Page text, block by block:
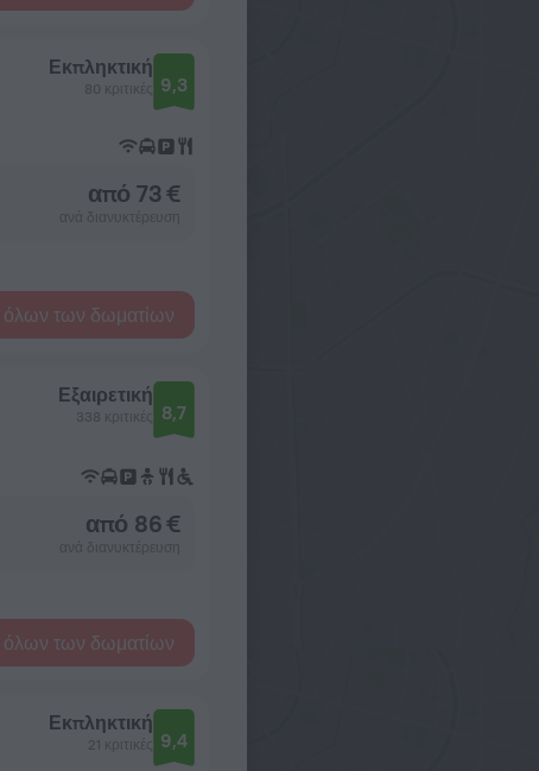
Εκπληκτική
80 κριτικές 9,3
από 73 €
όλων των δωματίων
Εξαιρετική
338 κριτικές 8,7
από 86 €
όλων των δωματίων
Εκπληκτική
21 κριτικές 9,4